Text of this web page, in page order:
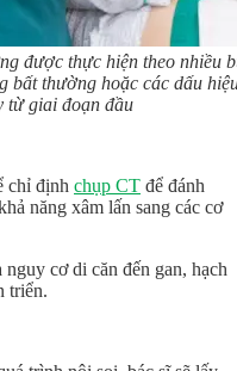
được thực hiện theo nhiều
bất thường hoặc các dấu
từ giai đoạn đầu
chỉ định chụp CT để đánh
năng xâm lấn sang các cơ
cơ di căn đến gan, hạch
triển.